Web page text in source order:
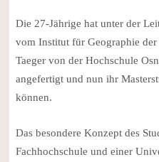
Die 27-Jährige hat unter der
vom Institut für Geographie
Taeger von der Hochschule
angefertigt und nun ihr
können.
Das besondere Konzept des
Fachhochschule und einer